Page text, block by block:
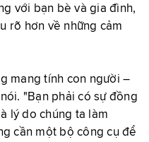
với bạn bè và gia đình,
rõ hơn về những cảm
mang tính con người –
"Bạn phải có sự đồng
lý do chúng ta làm
cần một bộ công cụ để